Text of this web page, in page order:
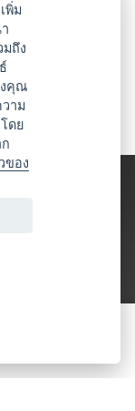
พิ่ม
ถึง
งคุณ
าม
ดย
ของ